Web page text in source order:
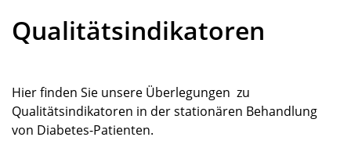
Qualitätsindikatoren
Hier finden Sie unsere Überlegungen zu
Qualitätsindikatoren in der stationären Behandlung
von Diabetes-Patienten.